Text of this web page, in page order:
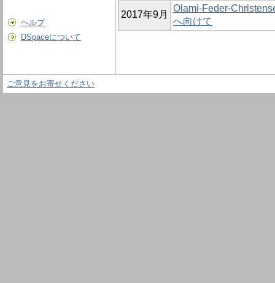
ヘルプ
DSpaceについて
2017年9月
Olami-Feder-
へ向けて
ご意見をお寄せください